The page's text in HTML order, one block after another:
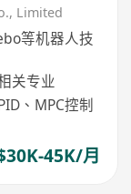
Limited
等机器人技
关专业
、MPC控制
45K/月